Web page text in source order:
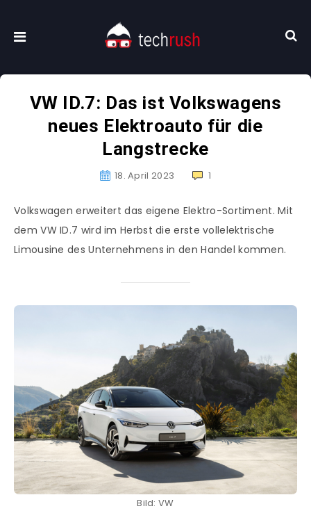
VW ID.7: Das ist Volkswagens
neues Elektroauto für die
Langstrecke
18. April 2023 1
Volkswagen erweitert das eigene Elektro-Sortiment. Mit
dem VW ID.7 wird im Herbst die erste vollelektrische
Limousine des Unternehmens in den Handel kommen.
Bild: VW